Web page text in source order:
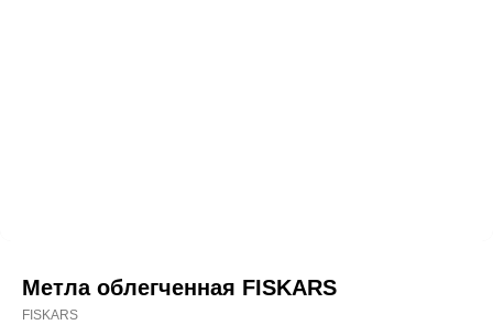
Метла облегченная FISKARS
FISKARS